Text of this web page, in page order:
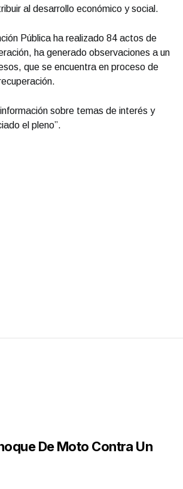
al desarrollo económico y social.
Pública ha realizado 84 actos de
ha generado observaciones a un
que se encuentra en proceso de
sobre temas de interés y
el pleno”.
De Moto Contra Un